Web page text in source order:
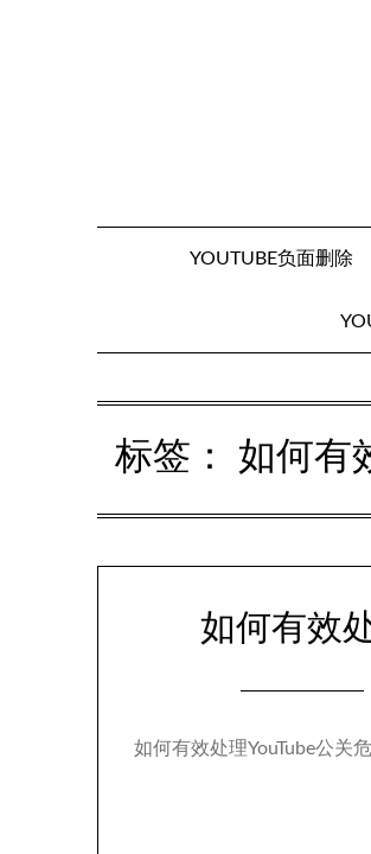
YOUTUBE负面删除
标签： 如何有
如何有效
如何有效处理YouTube公关